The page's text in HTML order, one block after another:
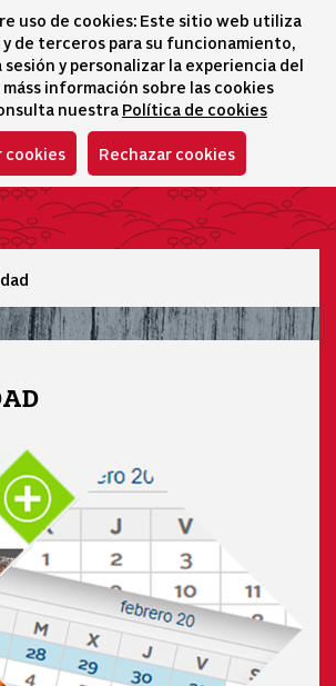
uso de cookies: Este sitio web utiliza
y de terceros para su funcionamiento,
sesión y personalizar la experiencia del
máss información sobre las cookies
nuestra Política de cookies
cookies Rechazar cookies
Selector idioma
icono